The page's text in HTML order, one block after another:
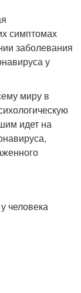
симптомах
заболевания
у
миру в
идет на
человека